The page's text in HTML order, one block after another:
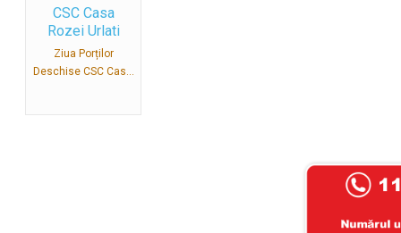
Ziua Porților
Deschise CSC Cas...